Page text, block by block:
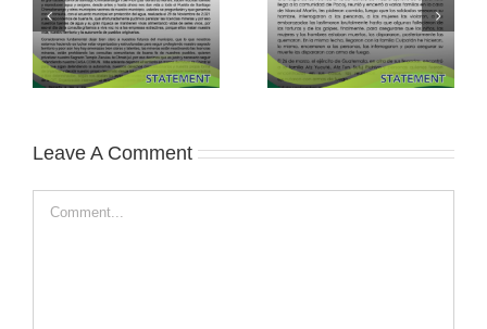
Leave A Comment